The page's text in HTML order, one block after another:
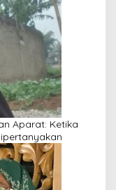
Aparat: Ketika